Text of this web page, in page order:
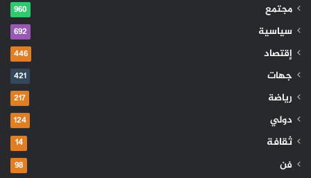
مجتمع 960
سياسية 692
إقتصاد 446
جهات 421
رياضة 217
دولي 124
ثقافة 14
فن 98